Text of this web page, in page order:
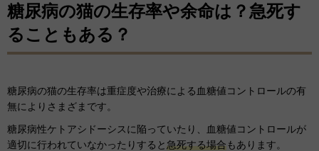
糖尿病の猫の生存率や余命は？急死す
ることもある？
糖尿病の猫の生存率は重症度や治療による血糖値コントロールの有
無によりさまざまです。
糖尿病性ケトアシドーシスに陥っていたり、血糖値コントロールが
適切に行われていなかったりすると急死する場合もあります。